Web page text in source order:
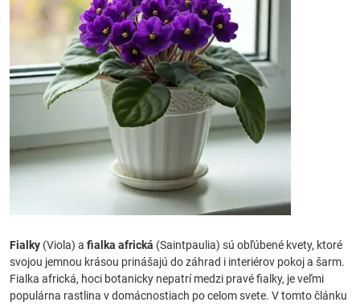
Fialky (Viola) a fialka africká (Saintpaulia) sú obľúbené kvety, ktoré
svojou jemnou krásou prinášajú do záhrad i interiérov pokoj a šarm.
Fialka africká, hoci botanicky nepatrí medzi pravé fialky, je veľmi
populárna rastlina v domácnostiach po celom svete. V tomto článku